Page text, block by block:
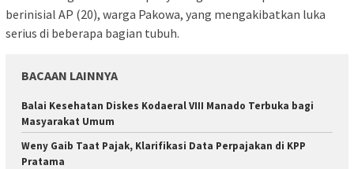
berinisial AP (20), warga Pakowa, yang mengakibatkan luka
serius di beberapa bagian tubuh.
BACAAN LAINNYA
Balai Kesehatan Diskes Kodaeral VIII Manado Terbuka bagi
Masyarakat Umum
Weny Gaib Taat Pajak, Klarifikasi Data Perpajakan di KPP
Pratama